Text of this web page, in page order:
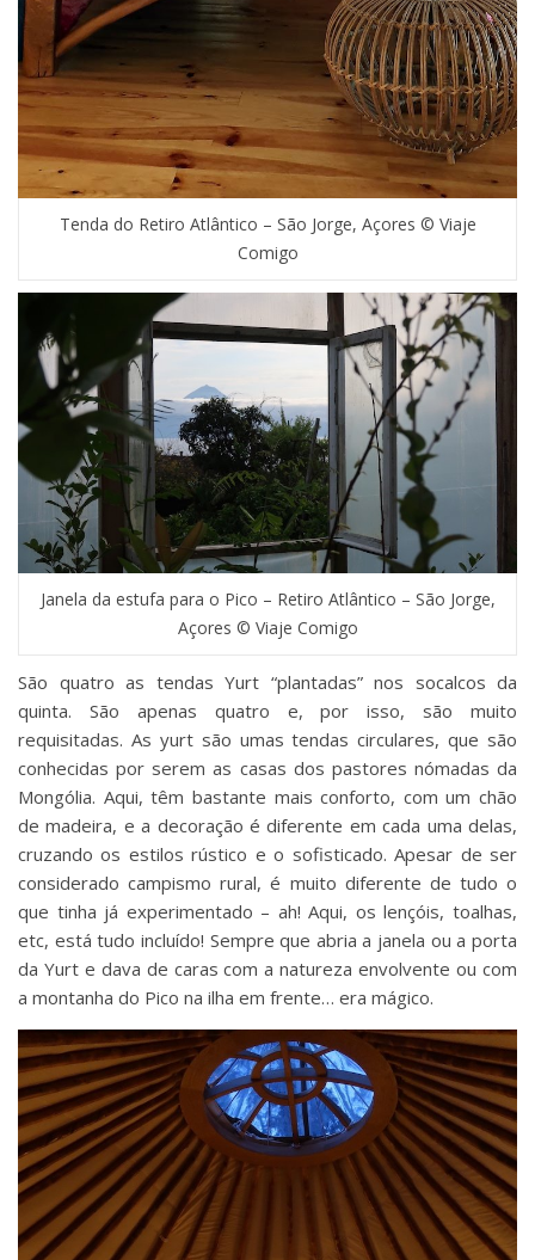
Tenda do Retiro Atlântico – São Jorge, Açores © Viaje
Comigo
Janela da estufa para o Pico – Retiro Atlântico – São Jorge,
Açores © Viaje Comigo
São quatro as tendas Yurt “plantadas” nos socalcos da
quinta. São apenas quatro e, por isso, são muito
requisitadas. As yurt são umas tendas circulares, que são
conhecidas por serem as casas dos pastores nómadas da
Mongólia. Aqui, têm bastante mais conforto, com um chão
de madeira, e a decoração é diferente em cada uma delas,
cruzando os estilos rústico e o sofisticado. Apesar de ser
considerado campismo rural, é muito diferente de tudo o
que tinha já experimentado – ah! Aqui, os lençóis, toalhas,
etc, está tudo incluído! Sempre que abria a janela ou a porta
da Yurt e dava de caras com a natureza envolvente ou com
a montanha do Pico na ilha em frente… era mágico.